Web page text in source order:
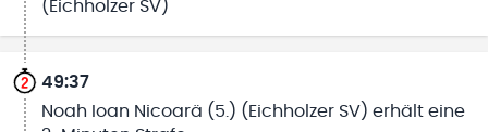
(Eichholzer SV)
49:37
Noah Ioan Nicoarä (5.) (Eichholzer SV) erhält eine